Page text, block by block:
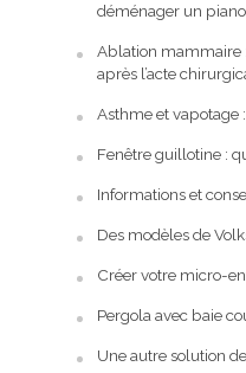
déménager un
Ablation mammaire
après l’acte
Asthme et vapotage
Fenêtre guillotine :
Informations et
Des modèles de
Créer votre micro-
Pergola avec baie
Une autre solution